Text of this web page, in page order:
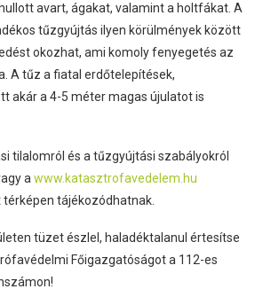
avart, ágakat, valamint a holtfákat. A
tűzgyújtás ilyen körülmények között
okozhat, ami komoly fenyegetés az
A tűz a fiatal erdőtelepítések,
akár a 4-5 méter magas újulatot is
tilalomról és a tűzgyújtási szabályokról
awww.katasztrofavedelem.hu
tájékozódhatnak.
tüzet észlel, haladéktalanul értesítse
Főigazgatóságot a 112-es